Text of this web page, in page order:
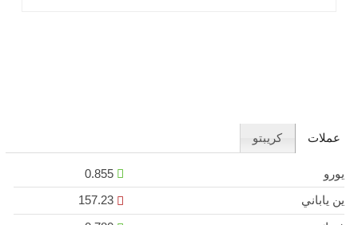
عملات كريبتو
يورو
0.855
ين ياباني
157.23